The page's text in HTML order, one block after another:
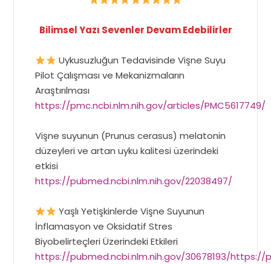
Bilimsel Yazı Sevenler Devam Edebilirler
Uykusuzluğun Tedavisinde Vişne Suyu
Pilot Çalışması ve Mekanizmaların
Araştırılması
https://pmc.ncbi.nlm.nih.gov/articles/PMC5617749/
Vişne suyunun (Prunus cerasus) melatonin
düzeyleri ve artan uyku kalitesi üzerindeki
etkisi
https://pubmed.ncbi.nlm.nih.gov/22038497/
Yaşlı Yetişkinlerde Vişne Suyunun
İnflamasyon ve Oksidatif Stres
Biyobelirteçleri Üzerindeki Etkileri
https://pubmed.ncbi.nlm.nih.gov/30678193/https://